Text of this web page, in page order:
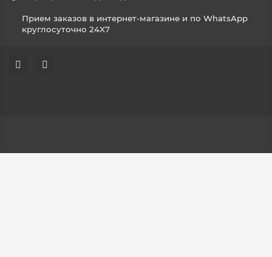
Прием заказов в интернет-магазине и по WhatsApp
круглосуточно 24X7